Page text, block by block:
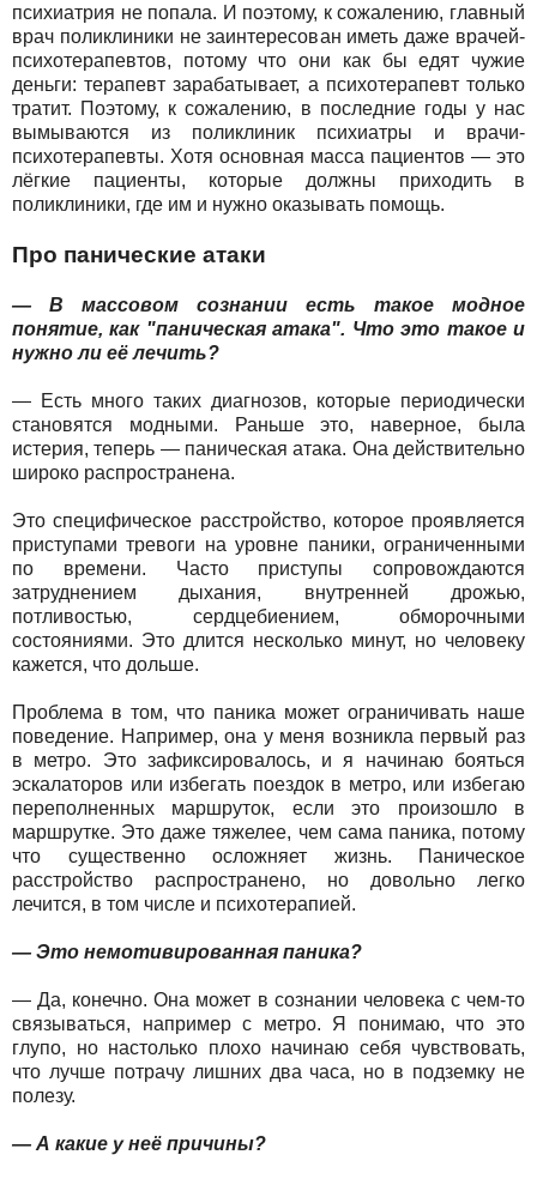
психиатрия не попала. И поэтому, к сожалению, главный
врач поликлиники не заинтересован иметь даже врачей-
психотерапевтов, потому что они как бы едят чужие
деньги: терапевт зарабатывает, а психотерапевт только
тратит. Поэтому, к сожалению, в последние годы у нас
вымываются из поликлиник психиатры и врачи-
психотерапевты. Хотя основная масса пациентов — это
лёгкие пациенты, которые должны приходить в
поликлиники, где им и нужно оказывать помощь.
Про панические атаки
— В массовом сознании есть такое модное
понятие, как "паническая атака". Что это такое и
нужно ли её лечить?
— Есть много таких диагнозов, которые периодически
становятся модными. Раньше это, наверное, была
истерия, теперь — паническая атака. Она действительно
широко распространена.
Это специфическое расстройство, которое проявляется
приступами тревоги на уровне паники, ограниченными
по времени. Часто приступы сопровождаются
затруднением дыхания, внутренней дрожью,
потливостью, сердцебиением, обморочными
состояниями. Это длится несколько минут, но человеку
кажется, что дольше.
Проблема в том, что паника может ограничивать наше
поведение. Например, она у меня возникла первый раз
в метро. Это зафиксировалось, и я начинаю бояться
эскалаторов или избегать поездок в метро, или избегаю
переполненных маршруток, если это произошло в
маршрутке. Это даже тяжелее, чем сама паника, потому
что существенно осложняет жизнь. Паническое
расстройство распространено, но довольно легко
лечится, в том числе и психотерапией.
— Это немотивированная паника?
— Да, конечно. Она может в сознании человека с чем-то
связываться, например с метро. Я понимаю, что это
глупо, но настолько плохо начинаю себя чувствовать,
что лучше потрачу лишних два часа, но в подземку не
полезу.
— А какие у неё причины?